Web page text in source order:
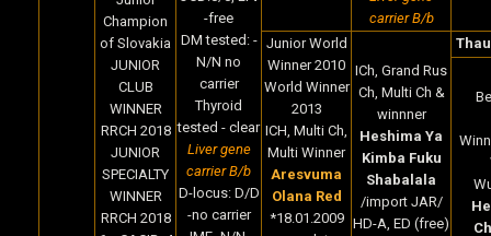
Champion
of Slovakia
JUNIOR
CLUB
WINNER
RRCH 2018
JUNIOR
SPECIALTY
WINNER
RRCH 2018
-free
DM tested: -
N/N no
carrier
Thyroid
tested - clear
Liver gene
carrier B/b
D-locus: D/D
-no carrier
carrier B/b
Junior World
Winner 2010
World Winner
2013
ICH, Multi Ch,
Multi Winner
Aresvuma
Olana Red
*18.01.2009
ICh, Grand Rus
Ch, Multi Ch &
winnner
Heshima Ya
Kimba Fuku
Shabalala
/import JAR/
HD-A, ED (free)